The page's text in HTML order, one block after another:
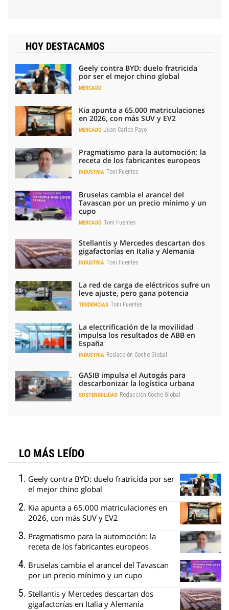
HOY DESTACAMOS
Geely contra BYD: duelo fratricida
por ser el mejor chino global
MERCADO
Kia apunta a 65.000 matriculaciones
en 2026, con más SUV y EV2
MERCADO Juan Carlos Payo
Pragmatismo para la automoción: la
receta de los fabricantes europeos
INDUSTRIA Toni Fuentes
Bruselas cambia el arancel del
Tavascan por un precio mínimo y un
cupo
MERCADO Toni Fuentes
Stellantis y Mercedes descartan dos
gigafactorías en Italia y Alemania
INDUSTRIA Toni Fuentes
La red de carga de eléctricos sufre un
leve ajuste, pero gana potencia
TENDENCIAS Toni Fuentes
La electrificación de la movilidad
impulsa los resultados de ABB en
España
INDUSTRIA Redacción Coche Global
GASIB impulsa el Autogás para
descarbonizar la logística urbana
SOSTENIBILIDAD Redacción Coche Global
LO MÁS LEÍDO
Geely contra BYD: duelo fratricida por ser
el mejor chino global
Kia apunta a 65.000 matriculaciones en
2026, con más SUV y EV2
Pragmatismo para la automoción: la
receta de los fabricantes europeos
Bruselas cambia el arancel del Tavascan
por un precio mínimo y un cupo
Stellantis y Mercedes descartan dos
gigafactorías en Italia y Alemania